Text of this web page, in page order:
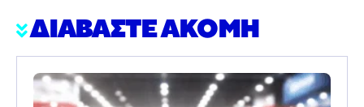
ΔΙΑΒΑΣΤΕ ΑΚΟΜΗ